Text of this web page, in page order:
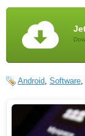
Android Software